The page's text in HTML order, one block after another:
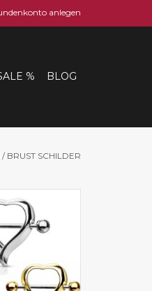
anlegen
% BLOG
/ BRUST SCHILDER